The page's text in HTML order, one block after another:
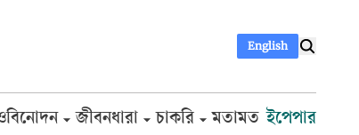
English
বিনোদন জীবনধারা চাকরি মতামত ইপেপার